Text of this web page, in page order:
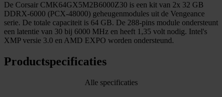
De Corsair CMK64GX5M2B6000Z30 is een kit van 2x 32 GB
DDRX-6000 (PCX-48000) geheugenmodules uit de Vengeance
serie. De totale capaciteit is 64 GB. De 288-pins module ondersteunt
een latentie van 30 bij 6000 MHz en heeft 1,35 volt nodig. Intel's
XMP versie 3.0 en AMD EXPO worden ondersteund.
Productspecificaties
Alle specificaties